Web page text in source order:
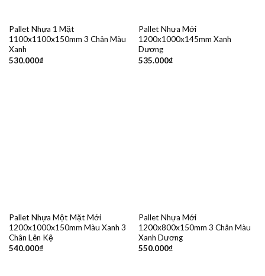
Pallet Nhựa 1 Mặt
1100x1100x150mm 3 Chân Màu
Xanh
530.000₫
Pallet Nhựa Mới
1200x1000x145mm Xanh
Dương
535.000₫
Pallet Nhựa Một Mặt Mới
1200x1000x150mm Màu Xanh 3
Chân Lên Kệ
540.000₫
Pallet Nhựa Mới
1200x800x150mm 3 Chân Màu
Xanh Dương
550.000₫